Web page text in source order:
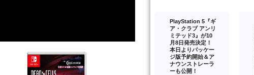
PlayStation 5『ギ
ア・クラブ アンリ
ミテッド3』が10
月8日発売決定！
本日よりパッケー
ジ版予約開始＆ア
ナウンストレーラ
ーも公開！